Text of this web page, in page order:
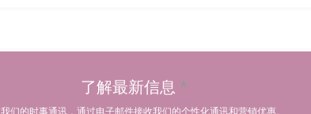
了解最新信息 *